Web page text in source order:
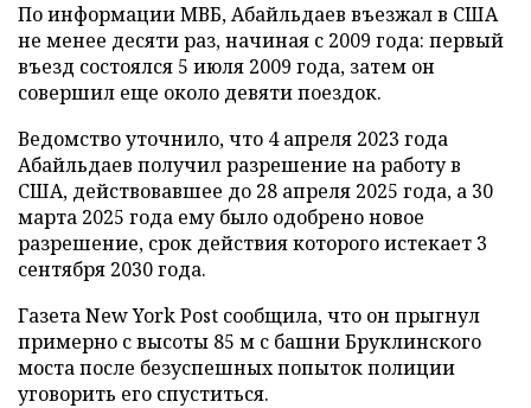
По информации МВБ, Абайльдаев въезжал в США
не менее десяти раз, начиная с 2009 года: первый
въезд состоялся 5 июля 2009 года, затем он
совершил еще около девяти поездок.
Ведомство уточнило, что 4 апреля 2023 года
Абайльдаев получил разрешение на работу в
США, действовавшее до 28 апреля 2025 года, а 30
марта 2025 года ему было одобрено новое
разрешение, срок действия которого истекает 3
сентября 2030 года.
Газета New York Post сообщила, что он прыгнул
примерно с высоты 85 м с башни Бруклинского
моста после безуспешных попыток полиции
уговорить его спуститься.